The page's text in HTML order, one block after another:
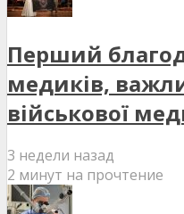
Перший
медиків,
військової
3 недели назад
2 минут на прочтение